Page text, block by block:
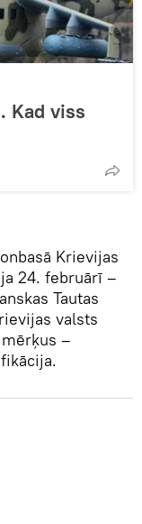
Kad viss
Krievijas
24. februārī –
Tautas
valsts
–